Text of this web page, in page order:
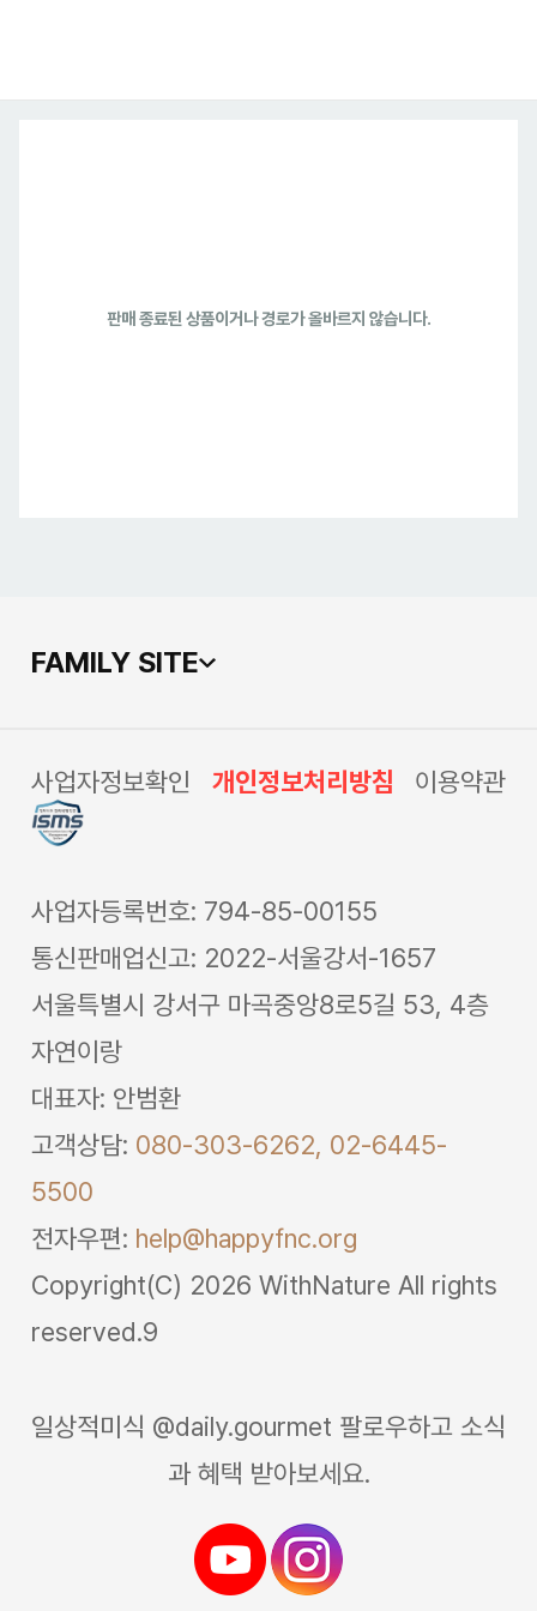
판매 종료된 상품이거나 경로가 올바르지 않습니다.
FAMILY SITE
사업자정보확인 개인정보처리방침 이용약관
사업자등록번호: 794-85-00155
통신판매업신고: 2022-서울강서-1657
서울특별시 강서구 마곡중앙8로5길 53, 4층
자연이랑
대표자: 안범환
고객상담: 080-303-6262, 02-6445-
5500
전자우편: help@happyfnc.org
Copyright(C) 2026 WithNature All rights
reserved.9
일상적미식 @daily.gourmet 팔로우하고 소식
과 혜택 받아보세요.